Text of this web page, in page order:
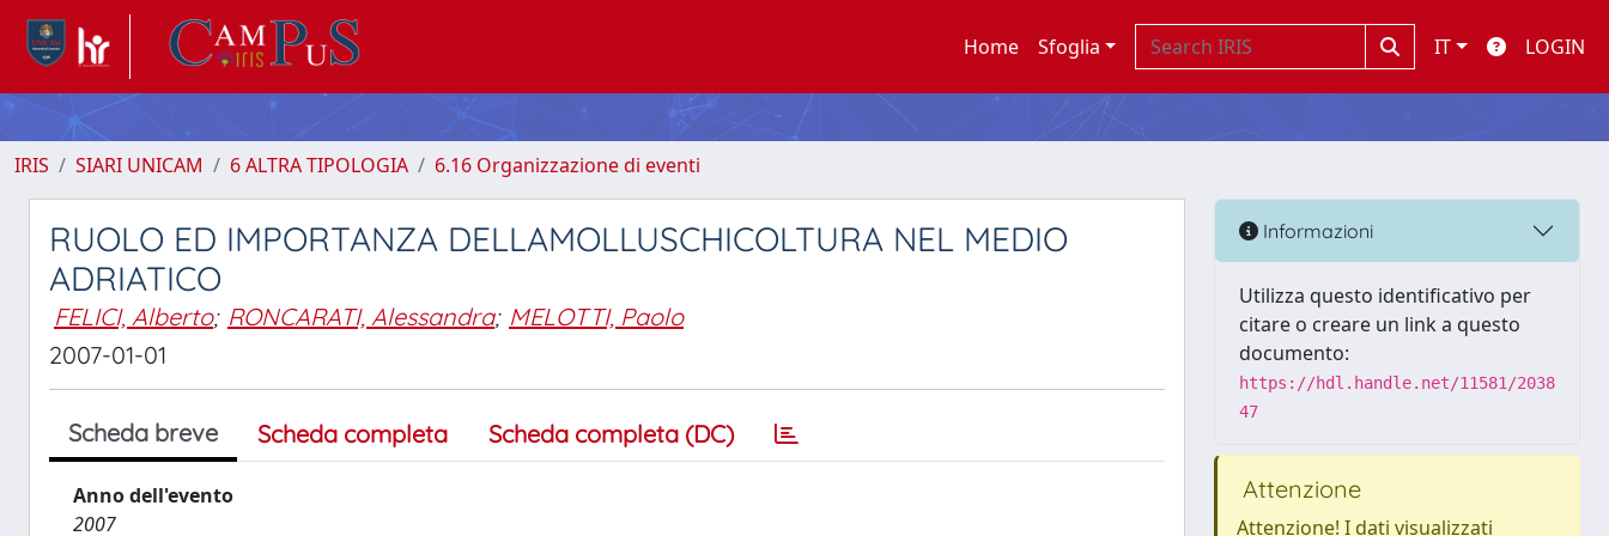
Home Sfoglia IT LOGIN
IRIS SIARI UNICAM 6 ALTRA TIPOLOGIA 6.16 Organizzazione di eventi
RUOLO ED IMPORTANZA DELLAMOLLUSCHICOLTURA NEL MEDIO
ADRIATICO
FELICI, Alberto; RONCARATI, Alessandra; MELOTTI, Paolo
2007-01-01
Scheda breve Scheda completa Scheda completa (DC)
Anno dell'evento
2007
Informazioni
Utilizza questo identificativo per
citare o creare un link a questo
documento:
https://hdl.handle.net/11581/2038
47
Attenzione
Attenzione! I dati visualizzati